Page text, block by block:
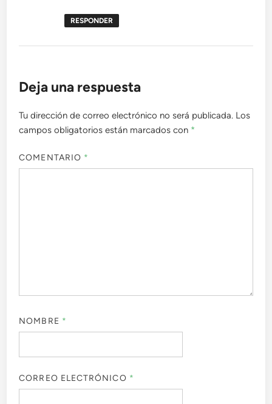
RESPONDER
Deja una respuesta
Tu dirección de correo electrónico no será publicada. Los
campos obligatorios están marcados con *
COMENTARIO *
NOMBRE *
CORREO ELECTRÓNICO *